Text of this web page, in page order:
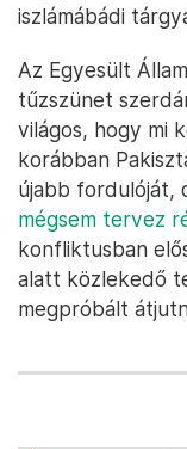
iszlámábádi
Az Egyesült
tűzszünet
világos, hogy mi
korábban
újabb fordulóját,
mégsem tervez
konfliktusban
alatt közlekedő
megpróbált